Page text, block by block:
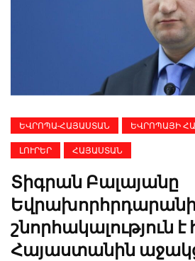
ԵՎՐՈՊԱ-ՀԱՅԱՍՏԱՆ ԵՎՐՈՊԱՅԻ
ԼՈՒՐԵՐ ՀԱՅԱՍՏԱՆ
Տիգրան Բալայանը
շնորհակալություն է
Հայաստանին